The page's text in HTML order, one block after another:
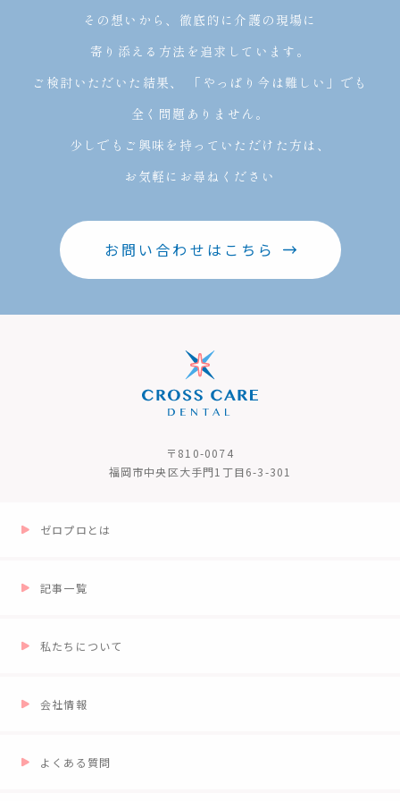
その想いから、徹底的に介護の現場に
寄り添える方法を追求しています。
ご検討いただいた結果、
「やっぱり今は難しい」でも
全く問題ありません。
少しでもご興味を持っていただけた方は、
お気軽にお尋ねください
お問い合わせはこちら
〒810-0074
福岡市中央区大手門1丁目6-3-301
ゼロプロとは
記事一覧
私たちについて
会社情報
よくある質問